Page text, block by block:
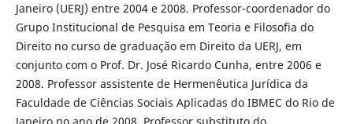
Janeiro (UERJ) entre 2004 e 2008. Professor-coordenador do
Grupo Institucional de Pesquisa em Teoria e Filosofia do
Direito no curso de graduação em Direito da UERJ, em
conjunto com o Prof. Dr. José Ricardo Cunha, entre 2006 e
2008. Professor assistente de Hermenêutica Jurídica da
Faculdade de Ciências Sociais Aplicadas do IBMEC do Rio de